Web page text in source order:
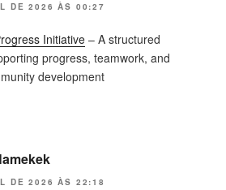
DE 2026 ÀS 00:27
Initiative – A structured
progress, teamwork, and
development
DE 2026 ÀS 22:18